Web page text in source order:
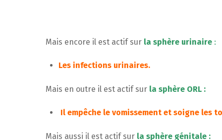
Mais encore il est actif sur la sphère urinaire :
Les infections urinaires.
Mais en outre il est actif sur la sphère ORL :
Il empêche le vomissement et soigne les
Mais aussi il est actif sur la sphère génitale :